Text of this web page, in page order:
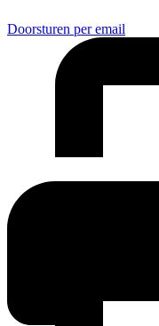
Doorsturen per email